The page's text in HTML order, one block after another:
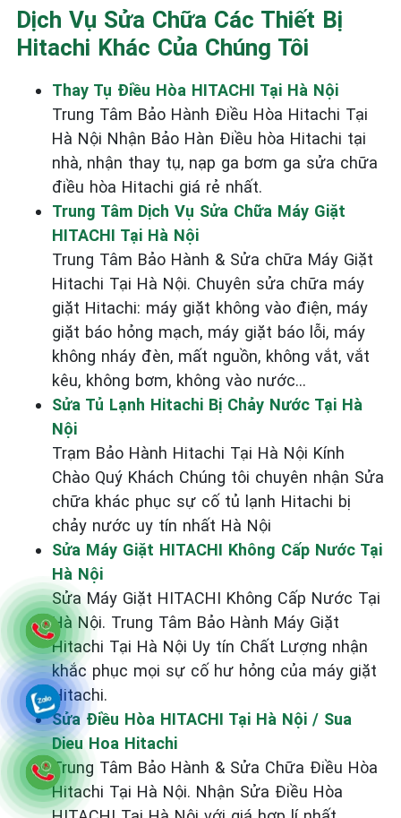
Dịch Vụ Sửa Chữa Các Thiết Bị
Hitachi Khác Của Chúng Tôi
Thay Tụ Điều Hòa HITACHI Tại Hà Nội
Trung Tâm Bảo Hành Điều Hòa Hitachi Tại
Hà Nội Nhận Bảo Hàn Điều hòa Hitachi tại
nhà, nhận thay tụ, nạp ga bơm ga sửa chữa
điều hòa Hitachi giá rẻ nhất.
Trung Tâm Dịch Vụ Sửa Chữa Máy Giặt
HITACHI Tại Hà Nội
Trung Tâm Bảo Hành & Sửa chữa Máy Giặt
Hitachi Tại Hà Nội. Chuyên sửa chữa máy
giặt Hitachi: máy giặt không vào điện, máy
giặt báo hỏng mạch, máy giặt báo lỗi, máy
không nháy đèn, mất nguồn, không vắt, vắt
kêu, không bơm, không vào nước...
Sửa Tủ Lạnh Hitachi Bị Chảy Nước Tại Hà
Nội
Trạm Bảo Hành Hitachi Tại Hà Nội Kính
Chào Quý Khách Chúng tôi chuyên nhận Sửa
chữa khác phục sự cố tủ lạnh Hitachi bị
chảy nước uy tín nhất Hà Nội
Sửa Máy Giặt HITACHI Không Cấp Nước Tại
Hà Nội
Sửa Máy Giặt HITACHI Không Cấp Nước Tại
Hà Nội. Trung Tâm Bảo Hành Máy Giặt
Hitachi Tại Hà Nội Uy tín Chất Lượng nhận
khắc phục mọi sự cố hư hỏng của máy giặt
Hitachi.
Sửa Điều Hòa HITACHI Tại Hà Nội / Sua
Dieu Hoa Hitachi
Trung Tâm Bảo Hành & Sửa Chữa Điều Hòa
Hitachi Tại Hà Nội. Nhận Sửa Điều Hòa